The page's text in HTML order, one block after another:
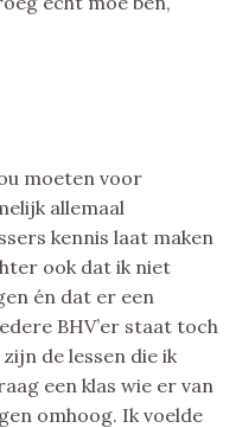
moeten voor
allemaal
kennis laat maken
ook dat ik niet
én dat er een
BHV’er staat toch
de lessen die ik
een klas wie er van
omhoog. Ik voelde